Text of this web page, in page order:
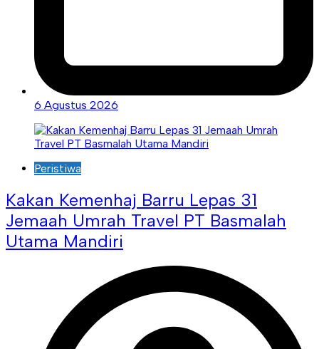
6 Agustus 2026
Peristiwa
Kakan Kemenhaj Barru Lepas 31
Jemaah Umrah Travel PT Basmalah
Utama Mandiri